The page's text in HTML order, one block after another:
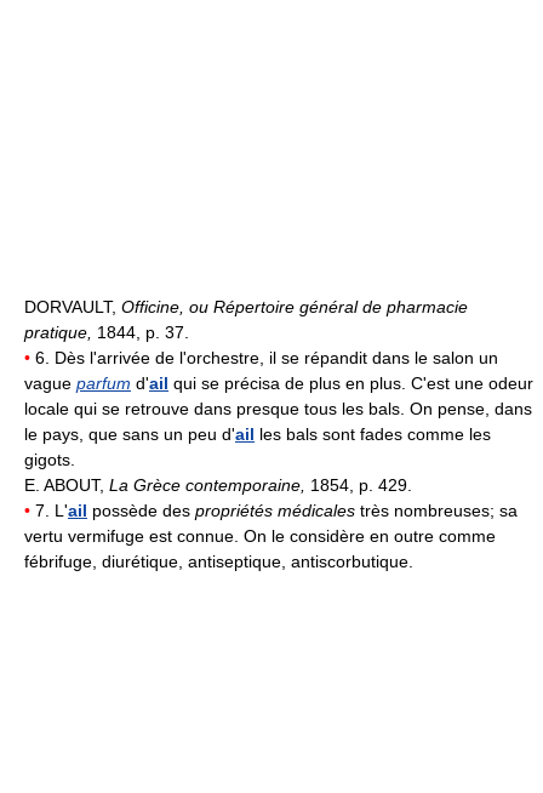
DORVAULT, Officine, ou Répertoire général de pharmacie
pratique, 1844, p. 37.
• 6. Dès l'arrivée de l'orchestre, il se répandit dans le salon un
vague parfum d'ail qui se précisa de plus en plus. C'est une odeur
locale qui se retrouve dans presque tous les bals. On pense, dans
le pays, que sans un peu d'ail les bals sont fades comme les
gigots.
E. ABOUT, La Grèce contemporaine, 1854, p. 429.
• 7. L'ail possède des propriétés médicales très nombreuses; sa
vertu vermifuge est connue. On le considère en outre comme
fébrifuge, diurétique, antiseptique, antiscorbutique.